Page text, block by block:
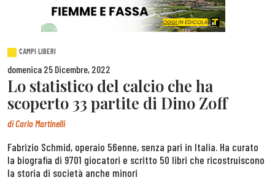
CAMPI LIBERI
domenica 25 Dicembre, 2022
Lo statistico del calcio che ha
scoperto 33 partite di Dino Zoff
diCarlo Martinelli
Fabrizio Schmid, operaio 56enne, senza pari in Italia. Ha curato
la biografia di 9701 giocatori e scritto 50 libri che ricostruiscono
la storia di società anche minori